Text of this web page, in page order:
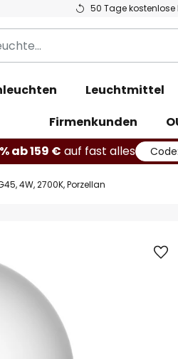
50 Tage kostenlose
Leuchtmittel
Firmenkunden
ab 159 € auf fast alles Code:
4W, 2700K, Porzellan